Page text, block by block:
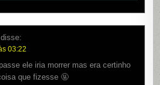
disse:
03:22
ele iria morrer mas era certinho
que fizesse 🤬